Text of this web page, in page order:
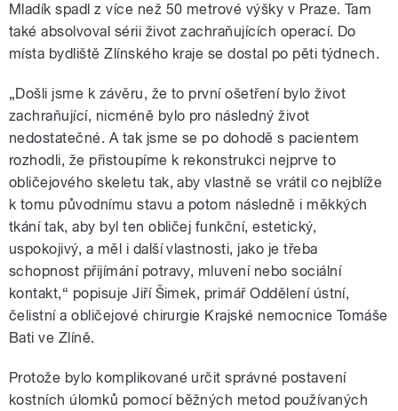
Mladík spadl z více než 50 metrové výšky v Praze. Tam
také absolvoval sérii život zachraňujících operací. Do
místa bydliště Zlínského kraje se dostal po pěti týdnech.
„Došli jsme k závěru, že to první ošetření bylo život
zachraňující, nicméně bylo pro následný život
nedostatečné. A tak jsme se po dohodě s pacientem
rozhodli, že přistoupíme k rekonstrukci nejprve to
obličejového skeletu tak, aby vlastně se vrátil co nejblíže
k tomu původnímu stavu a potom následně i měkkých
tkání tak, aby byl ten obličej funkční, estetický,
uspokojivý, a měl i další vlastnosti, jako je třeba
schopnost přijímání potravy, mluvení nebo sociální
kontakt,“ popisuje Jiří Šimek, primář Oddělení ústní,
čelistní a obličejové chirurgie Krajské nemocnice Tomáše
Bati ve Zlíně.
Protože bylo komplikované určit správné postavení
kostních úlomků pomocí běžných metod používaných